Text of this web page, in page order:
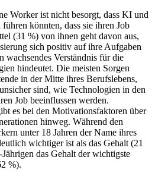
Worker ist nicht besorgt, dass KI und
könnten, dass sie ihren Job
(31 %) von ihnen geht davon aus,
sich positiv auf ihre Aufgaben
wachsendes Verständnis für die
hindeutet. Die meisten Sorgen
in der Mitte ihres Berufslebens,
sind, wie Technologien in den
Job beeinflussen werden.
es bei den Motivationsfaktoren über
hinweg. Während den
unter 18 Jahren der Name ihres
wichtiger ist als das Gehalt (21
das Gehalt der wichtigste
%).